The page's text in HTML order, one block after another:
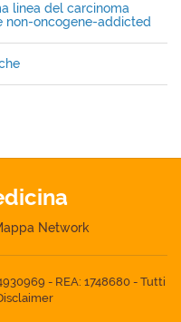
linea del carcinoma
non-oncogene-addicted
Network
- REA: 1748680 - Tutti